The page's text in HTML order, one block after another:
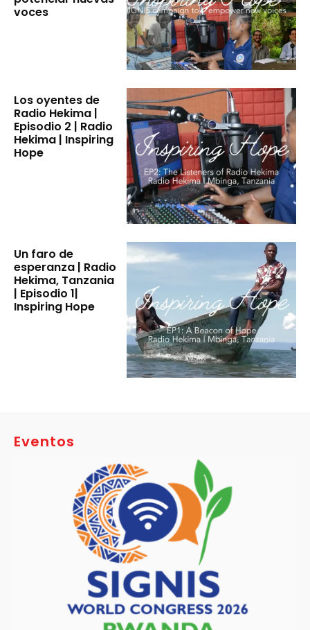
Radio Lío | Latin America and the Caribbean |
Inspiring Hope
The Bishop's Talk | Episode 3 | Radio Hekima |
Inspiring Hope
Radio Hekima | Full story | Inspiring Hope
18:59
The Listeners of Radio Hekima | Episode 2 |
Radio Hekima | Inspiring Hope
voces
Los oyentes de
Radio Hekima |
Episodio 2 | Radio
Hekima | Inspiring
Hope
Un faro de
esperanza | Radio
Hekima, Tanzania
| Episodio 1|
Inspiring Hope
Eventos